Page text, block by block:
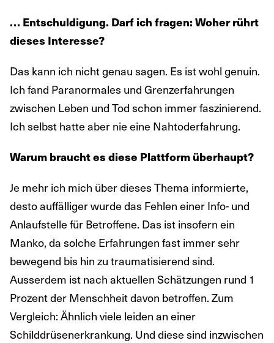
… Entschuldigung. Darf ich fragen: Woher rührt
dieses Interesse?
Das kann ich nicht genau sagen. Es ist wohl genuin.
Ich fand Paranormales und Grenzerfahrungen
zwischen Leben und Tod schon immer faszinierend.
Ich selbst hatte aber nie eine Nahtoderfahrung.
Warum braucht es diese Plattform überhaupt?
Je mehr ich mich über dieses Thema informierte,
desto auffälliger wurde das Fehlen einer Info- und
Anlaufstelle für Betroffene. Das ist insofern ein
Manko, da solche Erfahrungen fast immer sehr
bewegend bis hin zu traumatisierend sind.
Ausserdem ist nach aktuellen Schätzungen rund 1
Prozent der Menschheit davon betroffen. Zum
Vergleich: Ähnlich viele leiden an einer
Schilddrüsenerkrankung. Und diese sind inzwischen